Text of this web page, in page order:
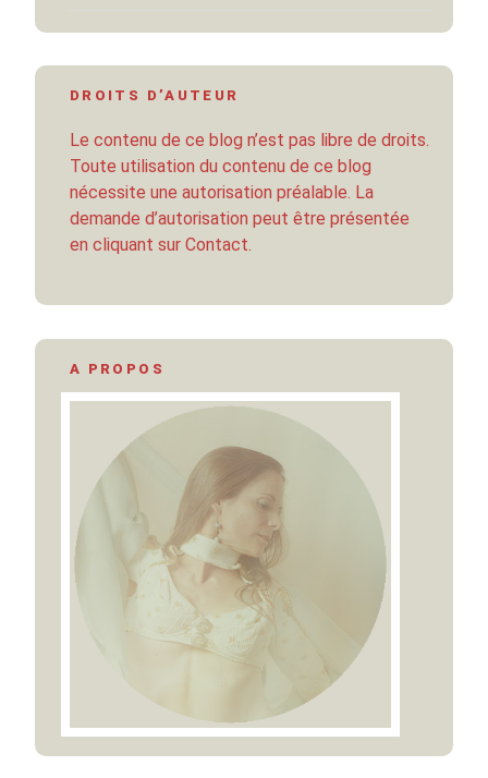
DROITS D’AUTEUR
Le contenu de ce blog n’est pas libre de droits.
Toute utilisation du contenu de ce blog
nécessite une autorisation préalable. La
demande d’autorisation peut être présentée
en cliquant sur Contact.
A PROPOS